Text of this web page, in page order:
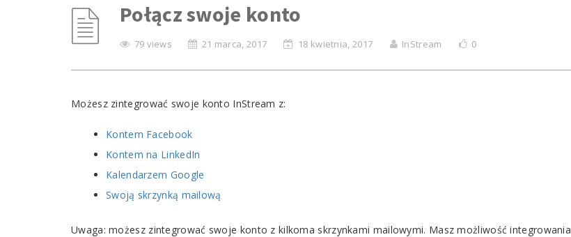
Połącz swoje konto
79 views 21 marca, 2017 18 kwietnia, 2017 InStream 0
Możesz zintegrować swoje konto InStream z:
Kontem Facebook
Kontem na LinkedIn
Kalendarzem Google
Swoją skrzynką mailową
Uwaga: możesz zintegrować swoje konto z kilkoma skrzynkami mailowymi. Masz możliwość integrowania